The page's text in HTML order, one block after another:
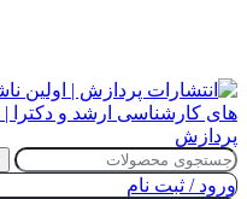
ورود / ثبت نام